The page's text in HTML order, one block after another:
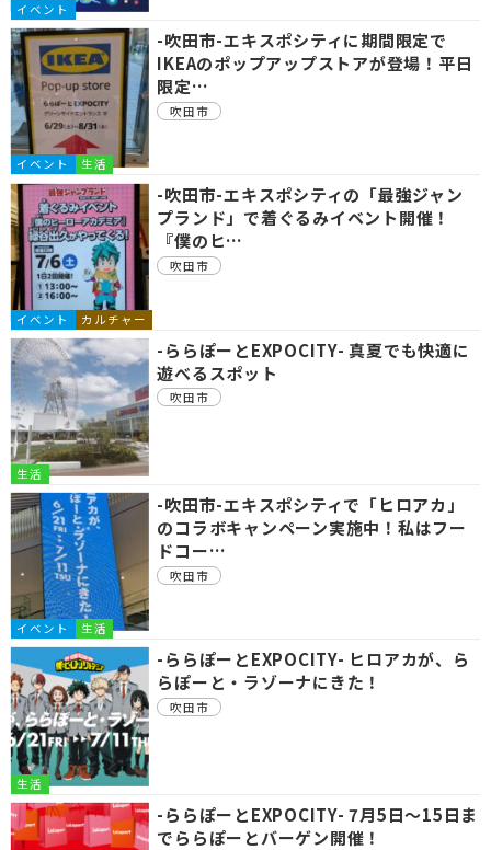
イベント
イベント 生活
-吹田市-エキスポシティに期間限定で
IKEAのポップアップストアが登場！平日
限定…
吹田市
イベント カルチャー
-吹田市-エキスポシティの「最強ジャン
プランド」で着ぐるみイベント開催！
『僕のヒ…
吹田市
生活
-ららぽーとEXPOCITY- 真夏でも快適に
遊べるスポット
吹田市
イベント 生活
-吹田市-エキスポシティで「ヒロアカ」
のコラボキャンペーン実施中！私はフー
ドコー…
吹田市
生活
-ららぽーとEXPOCITY- ヒロアカが、ら
らぽーと・ラゾーナにきた！
吹田市
-ららぽーとEXPOCITY- 7月5日～15日ま
でららぽーとバーゲン開催！